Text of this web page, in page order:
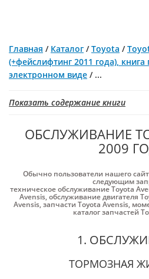
Главная / Каталог /Toyota /
(+фейслифтинг 2011 года),
электронном виде / ...
Показать содержание книги
ОБСЛУЖИВАНИЕ
2009
Обычно пользователи нашего
следующим
техническое обслуживание Toyota
Avensis,обслуживание двигателя
Avensis,запчасти Toyota Avensis,
каталог запчастей
1.
ТОРМОЗНАЯ